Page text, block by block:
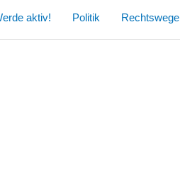
aktiv! Politik Rechtswege